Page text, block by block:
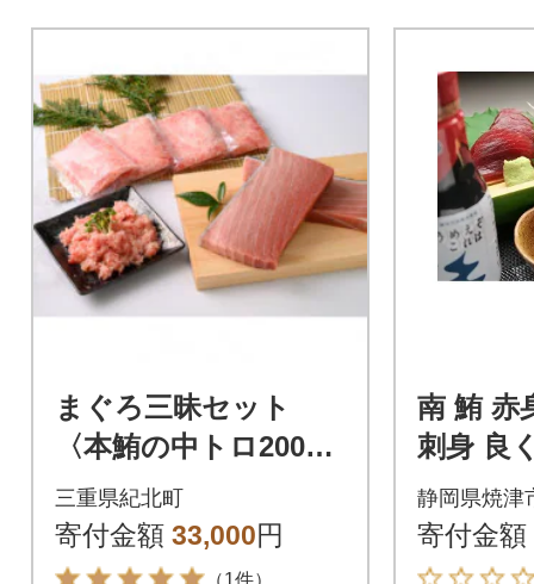
まぐろ三昧セット
〈本鮪の中トロ200g×
2・ネギトロ100g×4
袋〉【C47】
三重県紀北町
寄付金額 33,000円
（1件）
南 鮪 赤
刺身 良
セット
静岡県焼津
寄付金額